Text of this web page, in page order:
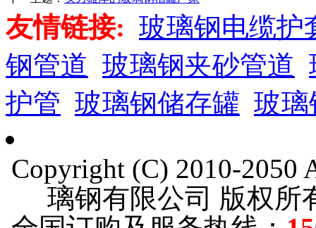
友情链接: 玻璃钢电缆护
钢管道 玻璃钢夹砂管道
护管 玻璃钢储存罐 玻璃
Copyright (C) 2010-2050
璃钢有限公司 版权